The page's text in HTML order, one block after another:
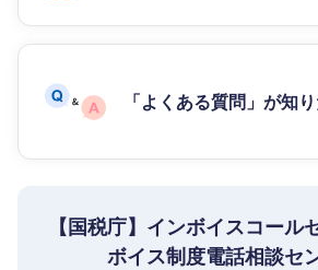
「よくある質問」が知
【国税庁】インボイスコール
ボイス制度電話相談セ